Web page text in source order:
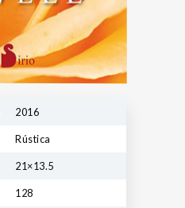
2016
Rústica
21×13.5
128